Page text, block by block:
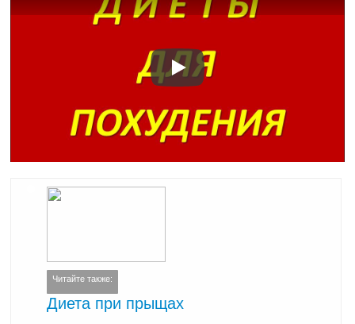
Читайте также:
Диета при прыщах